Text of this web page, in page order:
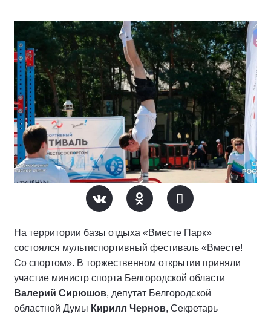
На территории базы отдыха «Вместе Парк»
состоялся мультиспортивный фестиваль «Вместе!
Со спортом». В торжественном открытии приняли
участие министр спорта Белгородской области
Валерий Сирюшов, депутат Белгородской
областной Думы Кирилл Чернов, Секретарь